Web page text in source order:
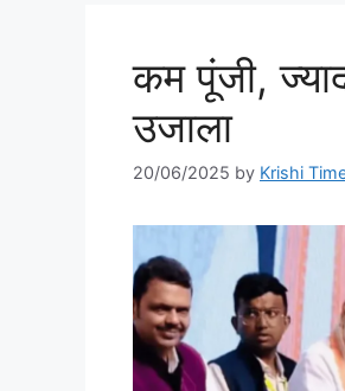
कम पूंजी,
उजाला
20/06/2025 by Krishi